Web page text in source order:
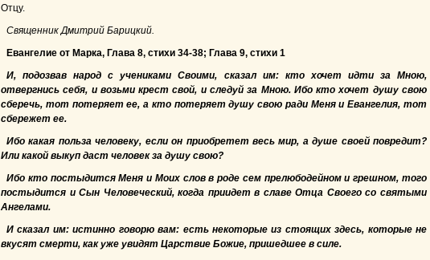
Отцу.
Священник Дмитрий Барицкий.
Евангелие от Марка, Глава 8, стихи 34-38; Глава 9, стихи 1
И, подозвав народ с учениками Своими, сказал им: кто хочет идти за Мною,
отвергнись себя, и возьми крест свой, и следуй за Мною. Ибо кто хочет душу свою
сберечь, тот потеряет ее, а кто потеряет душу свою ради Меня и Евангелия, тот
сбережет ее.
Ибо какая польза человеку, если он приобретет весь мир, а душе своей повредит?
Или какой выкуп даст человек за душу свою?
Ибо кто постыдится Меня и Моих слов в роде сем прелюбодейном и грешном, того
постыдится и Сын Человеческий, когда приидет в славе Отца Своего со святыми
Ангелами.
И сказал им: истинно говорю вам: есть некоторые из стоящих здесь, которые не
вкусят смерти, как уже увидят Царствие Божие, пришедшее в силе.